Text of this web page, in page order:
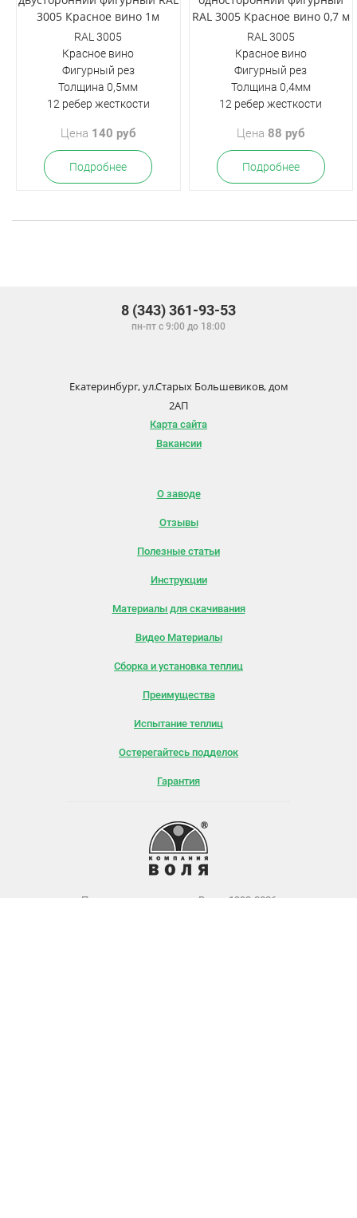
3005 Красное вино 1м
RAL 3005
Красное вино
Фигурный рез
Толщина 0,5мм
12 ребер жесткости
Цена 140 руб
Подробнее
RAL 3005 Красное вино 0,7 м
RAL 3005
Красное вино
Фигурный рез
Толщина 0,4мм
12 ребер жесткости
Цена 88 руб
Подробнее
8 (343) 361-93-53
пн-пт с 9:00 до 18:00
Екатеринбург, ул.Старых Большевиков, дом
2АП
Карта сайта
Вакансии
О заводе
Отзывы
Полезные статьи
Инструкции
Материалы для скачивания
Видео Материалы
Сборка и установка теплиц
Преимущества
Испытание теплиц
Остерегайтесь подделок
Гарантия
Производитель теплиц «Воля» 1993-2026